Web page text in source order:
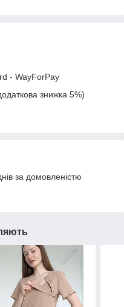
- WayForPay
знижка 5%)
за домовленістю